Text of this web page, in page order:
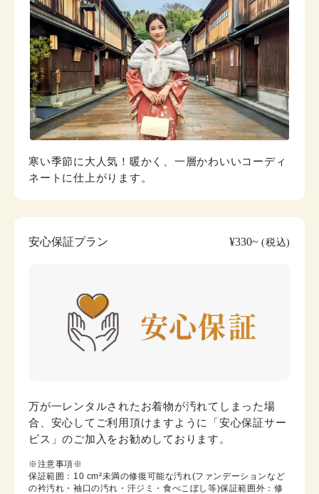
寒い季節に大人気！暖かく、一層かわいいコーディ
ネートに仕上がります。
安心保証プラン ¥330~(税込)
万が一レンタルされたお着物が汚れてしまった場
合、安心してご利用頂けますように「安心保証サー
ビス」のご加入をお勧めしております。
※注意事項※
保証範囲：10 cm²未満の修復可能な汚れ(ファンデーションなど
の衿汚れ・袖口の汚れ・汗ジミ・食べこぼし等)保証範囲外：修